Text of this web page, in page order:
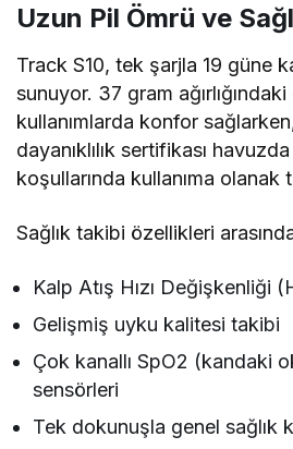
Uzun Pil Ömrü ve
Track S10, tek şarjla 19 güne
sunuyor. 37 gram
kullanımlarda konfor
dayanıklılık sertifikası
koşullarında kullanıma olanak
Sağlık takibi özellikleri
Kalp Atış Hızı Değişkenliği
Gelişmiş uyku kalitesi takibi
Çok kanallı SpO2 (kandaki
sensörleri
Tek dokunuşla genel sağlık